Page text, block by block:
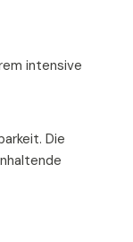
intensive
Die